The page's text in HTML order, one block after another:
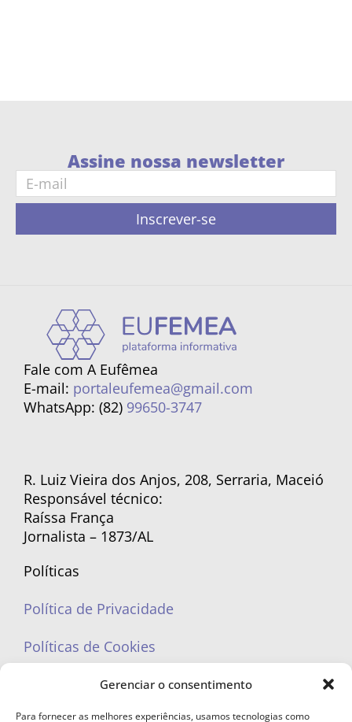
Gerenciar o consentimento
Para fornecer as melhores experiências, usamos tecnologias como
Assine nossa newsletter
Inscrever-se
Fale com A Eufêmea
E-mail: portaleufemea@gmail.com
WhatsApp: (82) 99650-3747
R. Luiz Vieira dos Anjos, 208, Serraria, Maceió
Responsável técnico:
Raíssa França
Jornalista – 1873/AL
Políticas
Política de Privacidade
Políticas de Cookies